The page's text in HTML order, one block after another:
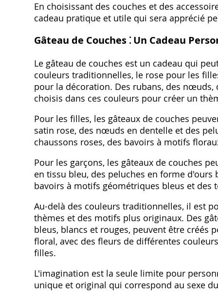
En choisissant des couches et des
cadeau pratique et utile qui sera apprécié
Gâteau de Couches ⁚ Un Cadeau
Le gâteau de couches est un cadeau qui
couleurs traditionnelles, le rose pour les
pour la décoration. Des rubans, des
choisis dans ces couleurs pour créer un
Pour les filles, les gâteaux de couches
satin rose, des nœuds en dentelle et des
chaussons roses, des bavoirs à motifs
Pour les garçons, les gâteaux de couches
en tissu bleu, des peluches en forme
bavoirs à motifs géométriques bleus et des
Au-delà des couleurs traditionnelles, il est
thèmes et des motifs plus originaux. Des
bleus, blancs et rouges, peuvent être créés
floral, avec des fleurs de différentes
filles.
L'imagination est la seule limite pour
unique et original qui correspond au sexe